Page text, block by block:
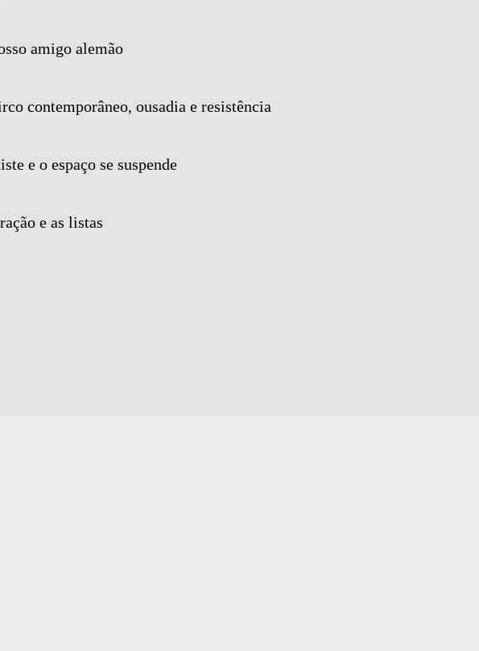
amigo alemão
contemporâneo, ousadia e resistência
e o espaço se suspende
e as listas